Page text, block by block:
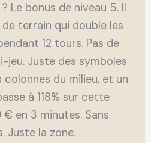
Le bonus de niveau 5. Il
terrain qui double les
12 tours. Pas de
jeu. Juste des symboles
du milieu, et un
à 118% sur cette
en 3 minutes. Sans
Juste la zone.